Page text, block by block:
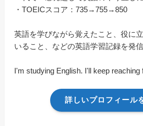
・TOEICスコア：735→755→850
英語を学びながら覚えたこと、役に
いること、などの英語学習記録を発
I'm studying English. I'll keep reaching
詳しいプロフィール